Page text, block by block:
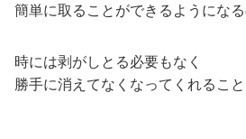
簡単に取ることができるようになる
時には剥がしとる必要もなく
勝手に消えてなくなってくれること